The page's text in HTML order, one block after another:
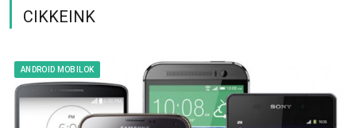
CIKKEINK
ANDROID MOBILOK